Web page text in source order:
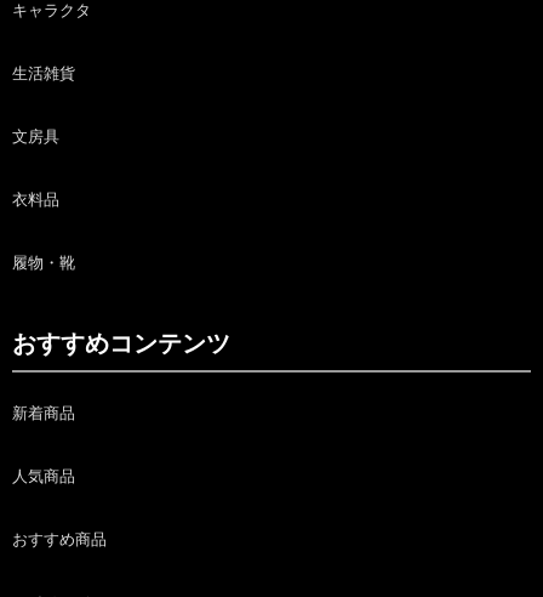
キャラクタ
生活雑貨
文房具
衣料品
履物・靴
おすすめコンテンツ
新着商品
人気商品
おすすめ商品